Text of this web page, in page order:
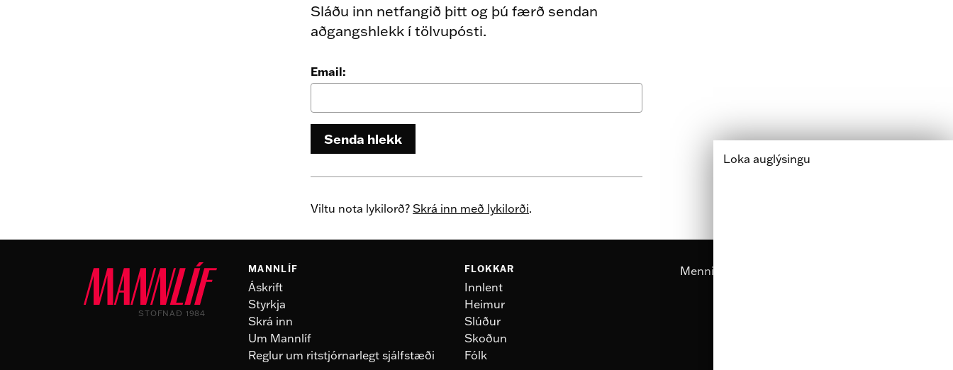
Sláðu inn netfangið þitt og þú færð sendan
aðgangshlekk í tölvupósti.
Email:
Senda hlekk
Viltu nota lykilorð? Skrá inn með lykilorði.
STOFNAÐ 1984
MANNLÍF
Áskrift
Styrkja
Skrá inn
Um Mannlíf
Reglur um ritstjórnarlegt sjálfstæði
FLOKKAR
Innlent
Heimur
Slúður
Skoðun
Fólk
Menning
Loka auglýsingu